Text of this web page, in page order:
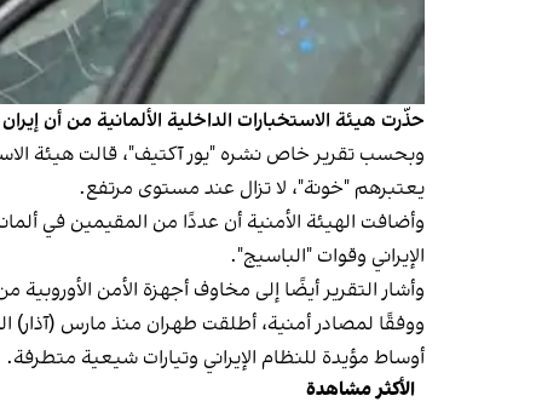
حذّرت هيئة الاستخبارات الداخلية الألمانية من أن
وبحسب تقرير خاص نشره "يور آكتيف"، قالت هيئة
يعتبرهم "خونة"، لا تزال عند مستوى مرتفع.
وأضافت الهيئة الأمنية أن عددًا من المقيمين في
الإيراني وقوات "الباسيج".
وأشار التقرير أيضًا إلى مخاوف أجهزة الأمن
أوساط مؤيدة للنظام الإيراني وتيارات شيعية متطرفة.
الأكثر مشاهدة